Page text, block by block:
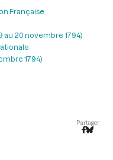
Française
au 20 novembre 1794)
1794)
Partager